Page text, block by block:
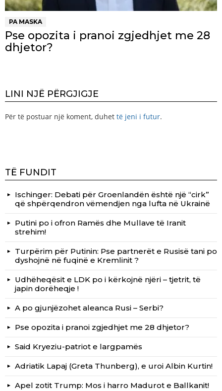
PA MASKA
Pse opozita i pranoi zgjedhjet me 28
dhjetor?
LINI NJË PËRGJIGJE
Për të postuar një koment, duhet të jeni i futur.
TË FUNDIT
Ischinger: Debati për Groenlandën është një “cirk”
që shpërqendron vëmendjen nga lufta në Ukrainë
Putini po i ofron Ramës dhe Mullave të Iranit
strehim!
Turpërim për Putinin: Pse partnerët e Rusisë tani po
dyshojnë në fuqinë e Kremlinit ?
Udhëheqësit e LDK po i kërkojnë njëri – tjetrit, të
japin dorëheqje !
A po gjunjëzohet aleanca Rusi – Serbi?
Pse opozita i pranoi zgjedhjet me 28 dhjetor?
Said Kryeziu-patriot e largpamës
Adriatik Lapaj (Greta Thunberg), e uroi Albin Kurtin!
Apel zotit Trump: Mos i harro Madurot e Ballkanit!